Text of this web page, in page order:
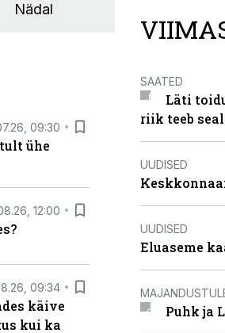
Nädal
09:30
ühe
12:00
09:34
käive
kui ka
SAATED
Läti
riik teeb
UUDISED
UUDISED
Eluaseme
Puhk ja